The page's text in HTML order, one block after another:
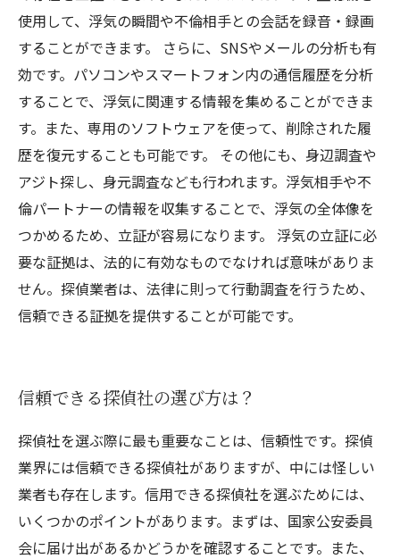
使用して、浮気の瞬間や不倫相手との会話を録音・録画
することができます。 さらに、SNSやメールの分析も有
効です。パソコンやスマートフォン内の通信履歴を分析
することで、浮気に関連する情報を集めることができま
す。また、専用のソフトウェアを使って、削除された履
歴を復元することも可能です。 その他にも、身辺調査や
アジト探し、身元調査なども行われます。浮気相手や不
倫パートナーの情報を収集することで、浮気の全体像を
つかめるため、立証が容易になります。 浮気の立証に必
要な証拠は、法的に有効なものでなければ意味がありま
せん。探偵業者は、法律に則って行動調査を行うため、
信頼できる証拠を提供することが可能です。
信頼できる探偵社の選び方は？
探偵社を選ぶ際に最も重要なことは、信頼性です。探偵
業界には信頼できる探偵社がありますが、中には怪しい
業者も存在します。信用できる探偵社を選ぶためには、
いくつかのポイントがあります。まずは、国家公安委員
会に届け出があるかどうかを確認することです。また、